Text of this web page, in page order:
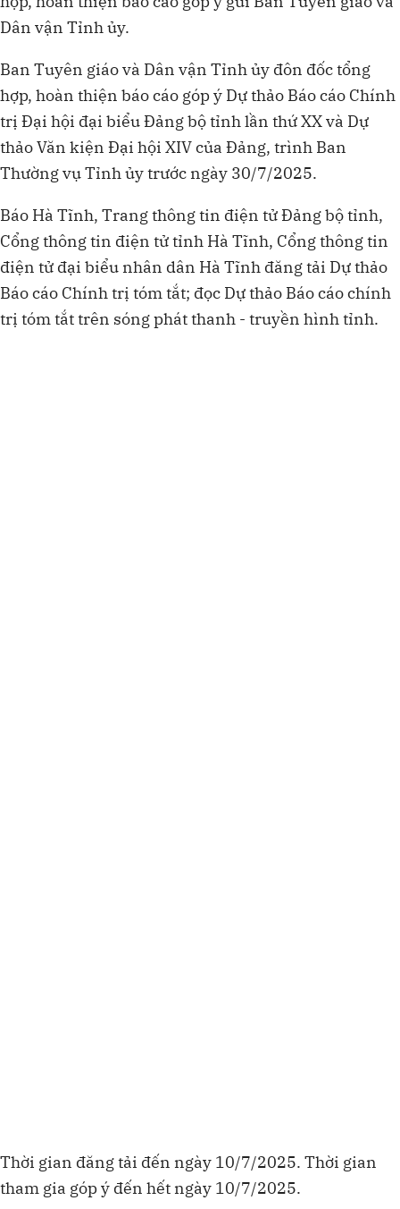
Dân vận Tỉnh ủy.
Ban Tuyên giáo và Dân vận Tỉnh ủy đôn đốc tổng
hợp, hoàn thiện báo cáo góp ý Dự thảo Báo cáo Chính
trị Đại hội đại biểu Đảng bộ tỉnh lần thứ XX và Dự
thảo Văn kiện Đại hội XIV của Đảng, trình Ban
Thường vụ Tỉnh ủy trước ngày 30/7/2025.
Báo Hà Tĩnh, Trang thông tin điện tử Đảng bộ tỉnh,
Cổng thông tin điện tử tỉnh Hà Tĩnh, Cổng thông tin
điện tử đại biểu nhân dân Hà Tĩnh đăng tải Dự thảo
Báo cáo Chính trị tóm tắt; đọc Dự thảo Báo cáo chính
trị tóm tắt trên sóng phát thanh - truyền hình tỉnh.
Thời gian đăng tải đến ngày 10/7/2025. Thời gian
tham gia góp ý đến hết ngày 10/7/2025.